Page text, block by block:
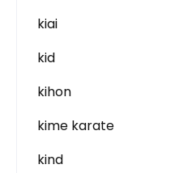
kiai
kid
kihon
kime karate
kind